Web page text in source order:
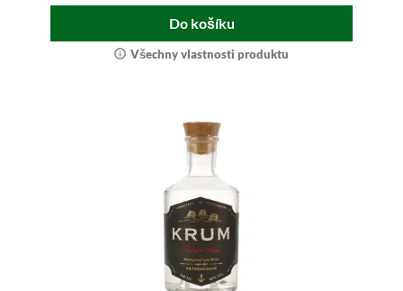
Do košíku
Všechny vlastnosti produktu